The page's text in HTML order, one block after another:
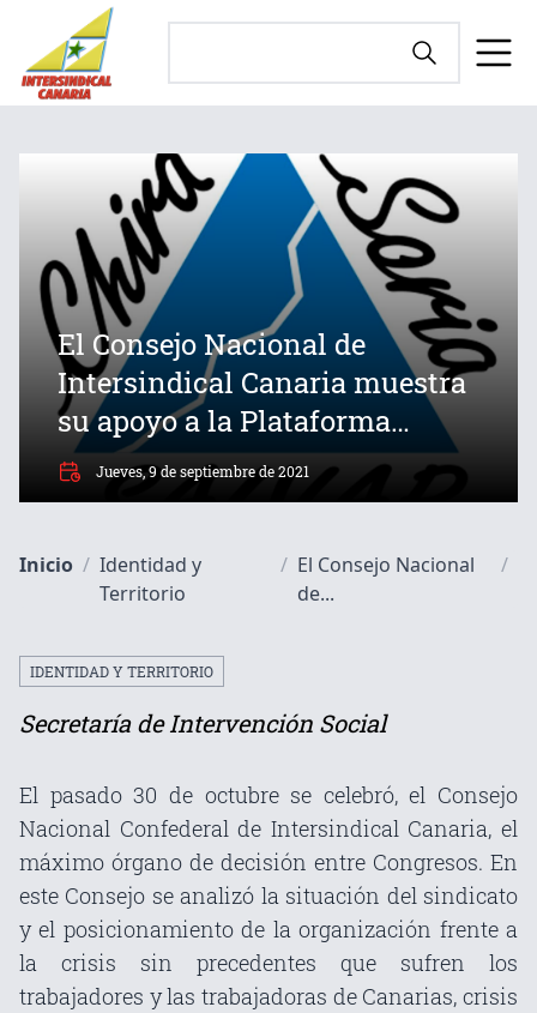
El Consejo Nacional de
Intersindical Canaria muestra
su apoyo a la Plataforma
Chira-Soria
Jueves, 9 de septiembre de 2021
Inicio / Identidad y
Territorio
/ El Consejo Nacional
de...
/
IDENTIDAD Y TERRITORIO
Secretaría de Intervención Social
El pasado 30 de octubre se celebró, el Consejo
Nacional Confederal de Intersindical Canaria, el
máximo órgano de decisión entre Congresos. En
este Consejo se analizó la situación del sindicato
y el posicionamiento de la organización frente a
la crisis sin precedentes que sufren los
trabajadores y las trabajadoras de Canarias, crisis